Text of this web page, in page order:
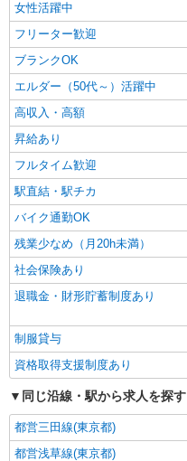
女性活躍中
フリーター歓迎
ブランクOK
エルダー（50代～）活躍中
高収入・高額
昇給あり
フルタイム歓迎
駅直結・駅チカ
バイク通勤OK
残業少なめ（月20h未満）
社会保険あり
退職金・財形貯蓄制度あり
制服貸与
資格取得支援制度あり
同じ沿線・駅から求人を探す
都営三田線(東京都)
都営浅草線(東京都)